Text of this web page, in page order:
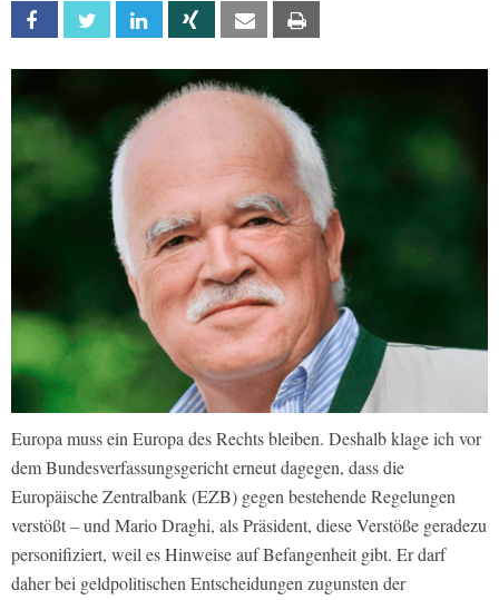
Facebook Twitter Linkedin Xing Email
Europa muss ein Europa des Rechts bleiben. Deshalb klage ich vor
dem Bundesverfassungsgericht erneut dagegen, dass die
Europäische Zentralbank (EZB) gegen bestehende Regelungen
verstößt – und Mario Draghi, als Präsident, diese Verstöße geradezu
personifiziert, weil es Hinweise auf Befangenheit gibt. Er darf
daher bei geldpolitischen Entscheidungen zugunsten der